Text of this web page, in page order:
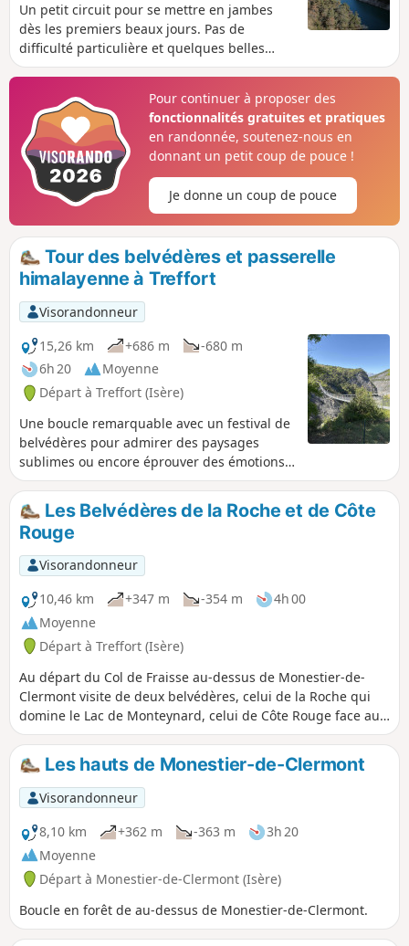
Un petit circuit pour se mettre en jambes
dès les premiers beaux jours. Pas de
difficulté particulière et quelques belles
vues sur les montagnes entourant le Trièves
Pour continuer à proposer des
fonctionnalités gratuites et pratiques
en randonnée, soutenez-nous en
donnant un petit coup de pouce !
Je donne un coup de pouce
Tour des belvédères et passerelle
himalayenne à Treffort
Visorandonneur
15,26 km
+686 m
-680 m
6h 20
Moyenne
Départ à Treffort (Isère)
Une boucle remarquable avec un festival de
belvédères pour admirer des paysages
sublimes ou encore éprouver des émotions
fortes sur une passerelle suspendue
plusieurs dizaines de mètres au-dessus de
l’eau. Vous toucherez du doigt le Lac de
Monteynard-Avignonnet, reconnu à travers
l’Europe pour offrir des sensations uniques
aux amateurs de sports nautiques et de
vent.
Les Belvédères de la Roche et de Côte
Rouge
Visorandonneur
10,46 km
+347 m -354 m
4h 00
Moyenne
Départ à Treffort (Isère)
Au départ du Col de Fraisse au-dessus de Monestier-de-
Clermont visite de deux belvédères, celui de la Roche qui
domine le Lac de Monteynard, celui de Côte Rouge face au
célèbre Mont Aiguille. En route passage au bel hêtre
nommé Arbre à Mimi.
Les hauts de Monestier-de-Clermont
Visorandonneur
8,10 km
+362 m -363 m
3h 20
Moyenne
Départ à Monestier-de-Clermont (Isère)
Boucle en forêt de au-dessus de Monestier-de-Clermont.